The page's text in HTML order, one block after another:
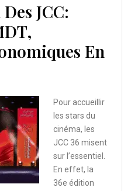
JCC:
En
Pour accueillir
les stars du
cinéma, les
JCC 36 misent
sur l’essentiel.
En effet, la
36e édition